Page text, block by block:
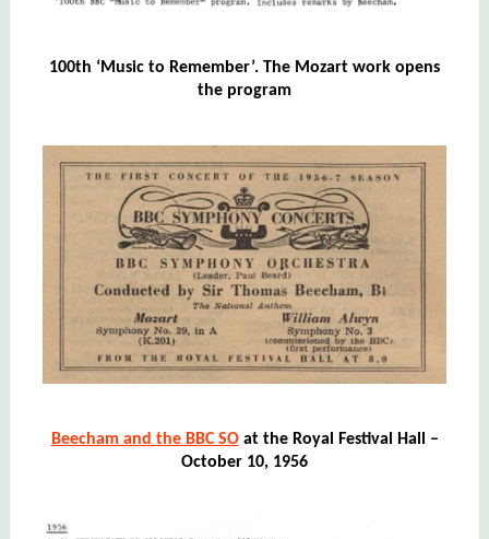
100th ‘Music to Remember’. The Mozart work opens
the program
Beecham and the BBC SOat the Royal Festival Hall –
October 10, 1956